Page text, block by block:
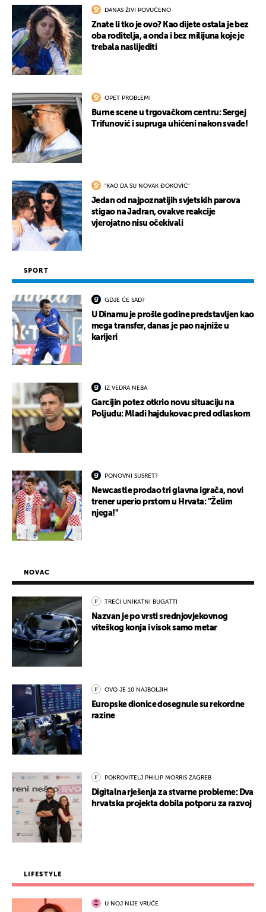
DANAS ŽIVI POVUČENO
Znate li tko je ovo? Kao dijete ostala je bez
oba roditelja, a onda i bez milijuna koje je
trebala naslijediti
OPET PROBLEMI
Burne scene u trgovačkom centru: Sergej
Trifunović i supruga uhićeni nakon svađe!
"KAO DA SU NOVAK ĐOKOVIĆ"
Jedan od najpoznatijih svjetskih parova
stigao na Jadran, ovakve reakcije
vjerojatno nisu očekivali
SPORT
GDJE ĆE SAD?
U Dinamu je prošle godine predstavljen kao
mega transfer, danas je pao najniže u
karijeri
IZ VEDRA NEBA
Garcijin potez otkrio novu situaciju na
Poljudu: Mladi hajdukovac pred odlaskom
PONOVNI SUSRET?
Newcastle prodao tri glavna igrača, novi
trener uperio prstom u Hrvata: "Želim
njega!"
NOVAC
TREĆI UNIKATNI BUGATTI
Nazvan je po vrsti srednjovjekovnog
viteškog konja i visok samo metar
OVO JE 10 NAJBOLJIH
Europske dionice dosegnule su rekordne
razine
POKROVITELJ PHILIP MORRIS ZAGREB
Digitalna rješenja za stvarne probleme: Dva
hrvatska projekta dobila potporu za razvoj
LIFESTYLE
U NOJ NIJE VRUĆE